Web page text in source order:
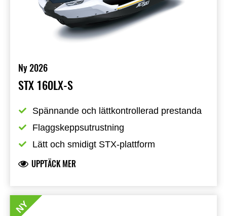
Ny 2026
STX 160LX-S
Spännande och lättkontrollerad prestanda
Flaggskeppsutrustning
Lätt och smidigt STX-plattform
UPPTÄCK MER
NY